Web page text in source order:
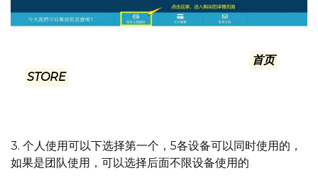
首页
STORE
3. 个人使用可以下选择第一个，5各设备可以同时使用的，
如果是团队使用，可以选择后面不限设备使用的